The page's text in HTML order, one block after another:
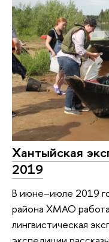
Хантыйская
2019
В июне–июле 2019
района ХМАО
лингвистическая